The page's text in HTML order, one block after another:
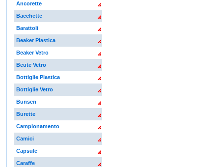
Ancorette
Bacchette
Barattoli
Beaker Plastica
Beaker Vetro
Beute Vetro
Bottiglie Plastica
Bottiglie Vetro
Bunsen
Burette
Campionamento
Camici
Capsule
Caraffe